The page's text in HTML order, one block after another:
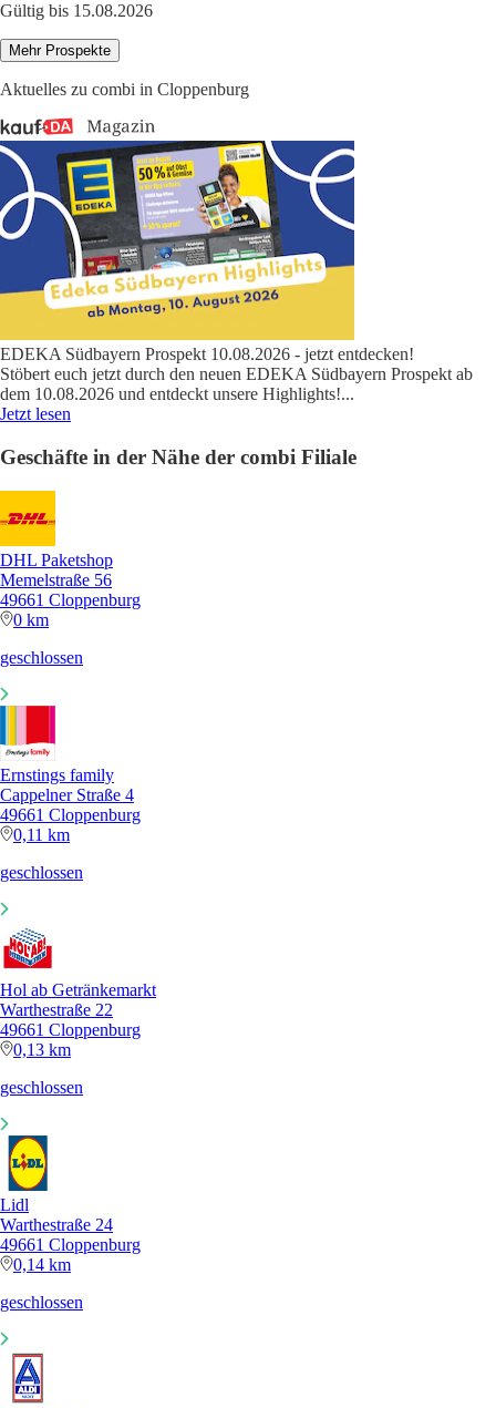
Gültig bis 15.08.2026
Mehr Prospekte
Aktuelles zu combi in Cloppenburg
EDEKA Südbayern Prospekt 10.08.2026 - jetzt entdecken!
Stöbert euch jetzt durch den neuen EDEKA Südbayern Prospekt ab
dem 10.08.2026 und entdeckt unsere Highlights!...
Jetzt lesen
Geschäfte in der Nähe der combi Filiale
DHL Paketshop
Memelstraße 56
49661 Cloppenburg
0 km
geschlossen
Ernstings family
Cappelner Straße 4
49661 Cloppenburg
0,11 km
geschlossen
Hol ab Getränkemarkt
Warthestraße 22
49661 Cloppenburg
0,13 km
geschlossen
Lidl
Warthestraße 24
49661 Cloppenburg
0,14 km
geschlossen